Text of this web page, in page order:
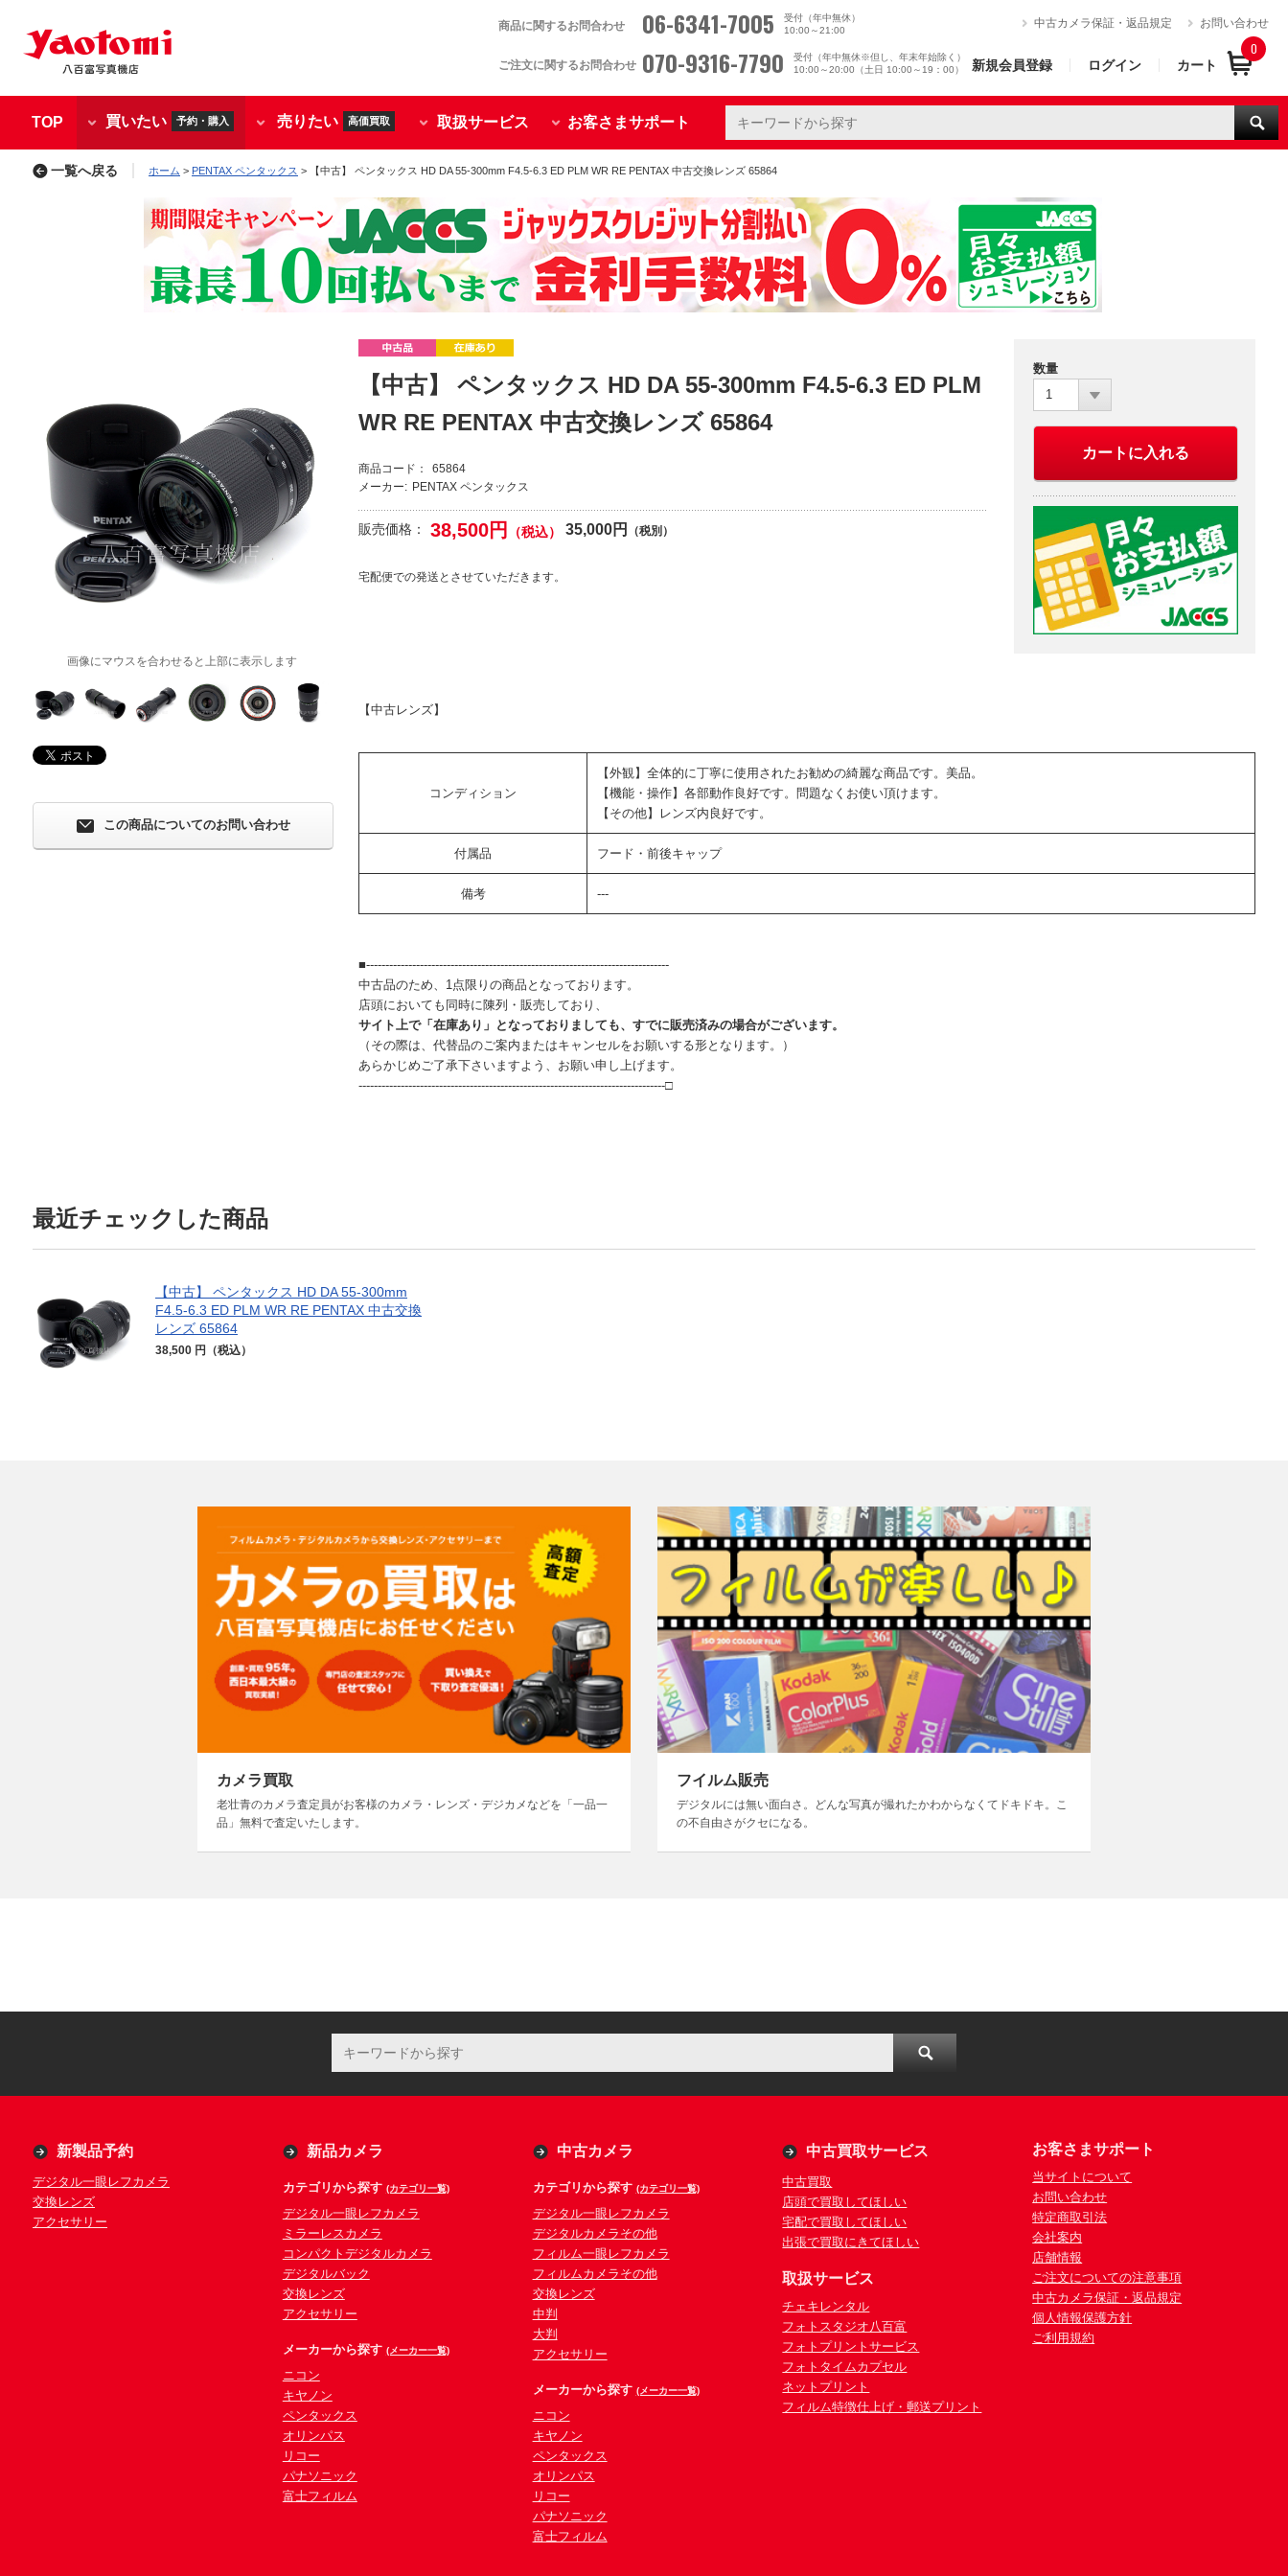
商品に関するお問合わせ 06-6341-7005
受付（年中無休）
10:00～21:00
ご注文に関するお問合わせ 070-9316-7790
受付（年中無休※但し、年末年始除く）
10:00～20:00（土日 10:00～19：00）
中古カメラ保証・返品規定 お問い合わせ
新規会員登録 ログイン カート
0
TOP 買いたい 予約・購入 売りたい 高価買取 取扱サービス お客さまサポート
一覧へ戻る ホーム > PENTAX ペンタックス > 【中古】 ペンタックス HD DA 55-300mm F4.5-6.3 ED PLM WR RE PENTAX 中古交換レンズ 65864
【中古】 ペンタックス HD DA 55-300mm F4.5-6.3 ED PLM
WR RE PENTAX 中古交換レンズ 65864
商品コード：
65864
メーカー: PENTAX ペンタックス
販売価格： 38,500円 （税込） 35,000円 （税別）
宅配便での発送とさせていただきます。
数量
1
カートに入れる
【中古レンズ】
コンディション
【外観】全体的に丁寧に使用されたお勧めの綺麗な商品です。美品。
【機能・操作】各部動作良好です。問題なくお使い頂けます。
【その他】レンズ内良好です。
付属品 フード・前後キャップ
備考 ---
■-------------------------------------------------------------------------------
中古品のため、1点限りの商品となっております。
店頭においても同時に陳列・販売しており、
サイト上で「在庫あり」となっておりましても、すでに販売済みの場合がございます。
（その際は、代替品のご案内またはキャンセルをお願いする形となります。）
あらかじめご了承下さいますよう、お願い申し上げます。
--------------------------------------------------------------------------------□
画像にマウスを合わせると上部に表示します
この商品についてのお問い合わせ
最近チェックした商品
【中古】 ペンタックス HD DA 55-300mm
F4.5-6.3 ED PLM WR RE PENTAX 中古交換
レンズ 65864
38,500 円（税込）
カメラ買取
老壮青のカメラ査定員がお客様のカメラ・レンズ・デジカメなどを「一品一
品」無料で査定いたします。
フイルム販売
デジタルには無い面白さ。どんな写真が撮れたかわからなくてドキドキ。こ
の不自由さがクセになる。
新製品予約
デジタル一眼レフカメラ
交換レンズ
アクセサリー
新品カメラ
カテゴリから探す (カテゴリ一覧)
デジタル一眼レフカメラ
ミラーレスカメラ
コンパクトデジタルカメラ
デジタルバック
交換レンズ
アクセサリー
メーカーから探す (メーカー一覧)
ニコン
キヤノン
ペンタックス
オリンパス
リコー
パナソニック
富士フィルム
中古カメラ
カテゴリから探す (カテゴリ一覧)
デジタル一眼レフカメラ
デジタルカメラその他
フィルム一眼レフカメラ
フィルムカメラその他
交換レンズ
中判
大判
アクセサリー
メーカーから探す (メーカー一覧)
ニコン
キヤノン
ペンタックス
オリンパス
リコー
パナソニック
富士フィルム
中古買取サービス
中古買取
店頭で買取してほしい
宅配で買取してほしい
出張で買取にきてほしい
取扱サービス
チェキレンタル
フォトスタジオ八百富
フォトプリントサービス
フォトタイムカプセル
ネットプリント
フィルム特徴仕上げ・郵送プリント
お客さまサポート
当サイトについて
お問い合わせ
特定商取引法
会社案内
店舗情報
ご注文についての注意事項
中古カメラ保証・返品規定
個人情報保護方針
ご利用規約